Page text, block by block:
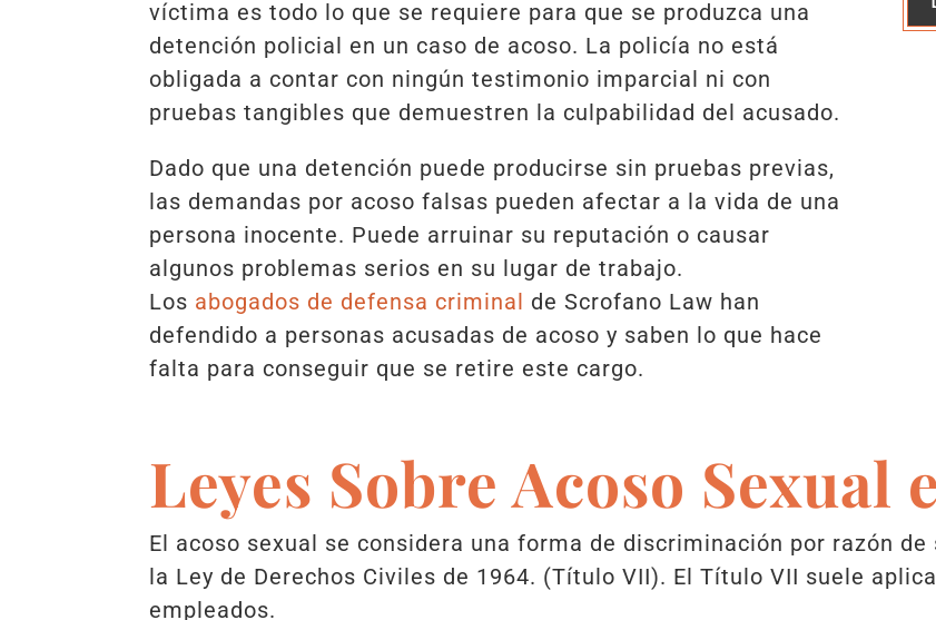
víctima es todo lo que se requiere para que se produzca una
detención policial en un caso de acoso. La policía no está
obligada a contar con ningún testimonio imparcial ni con
pruebas tangibles que demuestren la culpabilidad del acusado.
Dado que una detención puede producirse sin pruebas previas,
las demandas por acoso falsas pueden afectar a la vida de una
persona inocente. Puede arruinar su reputación o causar
algunos problemas serios en su lugar de trabajo.
Los abogados de defensa criminal de Scrofano Law han
defendido a personas acusadas de acoso y saben lo que hace
falta para conseguir que se retire este cargo.
Leyes Sobre Acoso Sexual
El acoso sexual se considera una forma de discriminación por razón
la Ley de Derechos Civiles de 1964. (Título VII). El Título VII suele
empleados.